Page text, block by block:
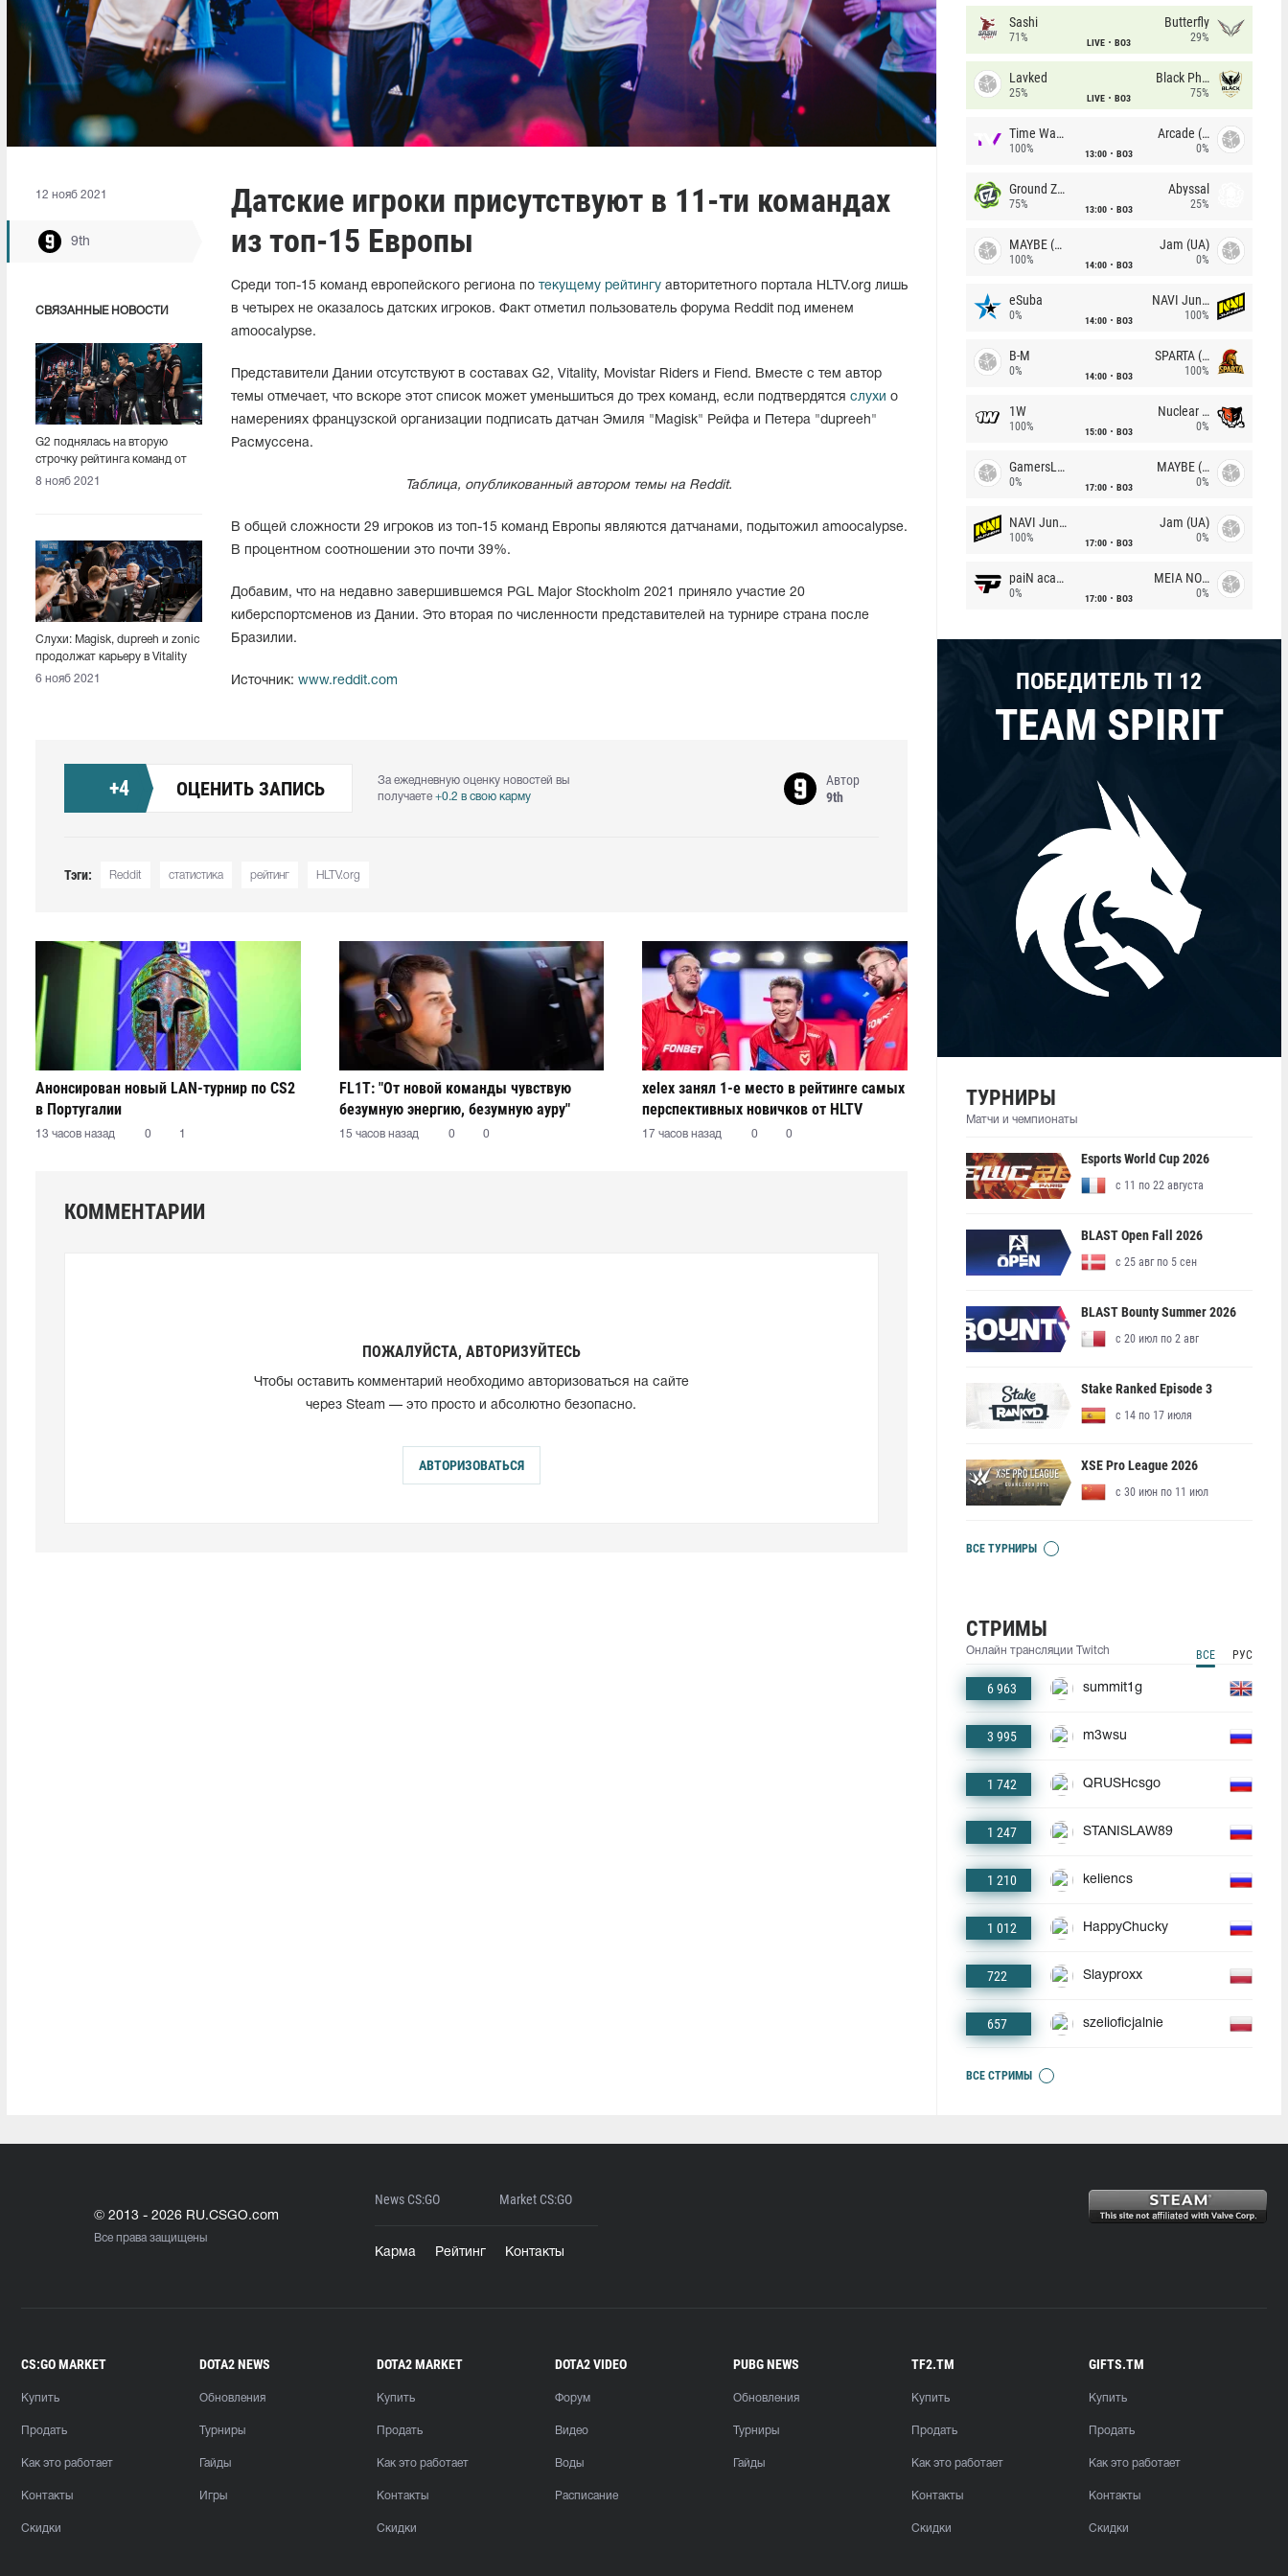
12 нояб 2021
9th
СВЯЗАННЫЕ НОВОСТИ
G2 поднялась на вторую
строчку рейтинга команд от
HLTV.org
8 нояб 2021
Слухи: Magisk, dupreeh и zonic
продолжат карьеру в Vitality
6 нояб 2021
Датские игроки присутствуют в 11-ти командах
из топ-15 Европы
Среди топ-15 команд европейского региона по текущему рейтингуавторитетного портала HLTV.org лишь
в четырех не оказалось датских игроков. Факт отметил пользователь форума Reddit под именем
amoocalypse.
Представители Дании отсутствуют в составах G2, Vitality, Movistar Riders и Fiend. Вместе с тем автор
темы отмечает, что вскоре этот список может уменьшиться до трех команд, если подтвердятся слухи о
намерениях французской организации подписать датчан Эмиля "Magisk" Рейфа и Петера "dupreeh"
Расмуссена.
Таблица, опубликованный автором темы на Reddit.
В общей сложности 29 игроков из топ-15 команд Европы являются датчанами, подытожил amoocalypse.
В процентном соотношении это почти 39%.
Добавим, что на недавно завершившемся PGL Major Stockholm 2021 приняло участие 20
киберспортсменов из Дании. Это вторая по численности представителей на турнире страна после
Бразилии.
Источник: www.reddit.com
+4 ОЦЕНИТЬ ЗАПИСЬ
За ежедневную оценку новостей вы
получаете +0.2 в свою карму
Автор
9th
Тэги: Reddit статистика рейтинг HLTV.org
Анонсирован новый LAN-турнир по CS2
в Португалии
13 часов назад 0 1
FL1T: "От новой команды чувствую
безумную энергию, безумную ауру"
15 часов назад 0 0
xelex⁠ занял 1-е место в рейтинге самых
перспективных новичков от HLTV
17 часов назад 0 0
КОММЕНТАРИИ
ПОЖАЛУЙСТА, АВТОРИЗУЙТЕСЬ
Чтобы оставить комментарий необходимо авторизоваться на сайте
через Steam — это просто и абсолютно безопасно.
АВТОРИЗОВАТЬСЯ
Sashi
71% LIVE BO3
Butterfly
29%
Lavked
25% LIVE BO3
Black Phoenix
75%
Time Waves
100% 13:00 BO3
Arcade (AU)
0%
Ground Zero
75% 13:00 BO3
Abyssal
25%
MAYBE (UA)
100% 14:00 BO3
Jam (UA)
0%
eSuba
0% 14:00 BO3
NAVI Junior
100%
B-M
0% 14:00 BO3
SPARTA (RU)
100%
1W
100% 15:00 BO3
Nuclear TigeRES
0%
GamersLab
0% 17:00 BO3
MAYBE (UA)
0%
NAVI Junior
100% 17:00 BO3
Jam (UA)
0%
paiN academy
0% 17:00 BO3
MEIA NOITE
0%
ПОБЕДИТЕЛЬ TI 12
TEAM SPIRIT
ТУРНИРЫ
Матчи и чемпионаты
Esports World Cup 2026
с 11 по 22 августа
BLAST Open Fall 2026
с 25 авг по 5 сен
BLAST Bounty Summer 2026
с 20 июл по 2 авг
Stake Ranked Episode 3
с 14 по 17 июля
XSE Pro League 2026
с 30 июн по 11 июл
ВСЕ ТУРНИРЫ
СТРИМЫ
Онлайн трансляции Twitch ВСЕ РУС
6 963 summit1g
3 995 m3wsu
1 742 QRUSHcsgo
1 247 STANISLAW89
1 210 keliencs
1 012 HappyChucky
722 Slayproxx
657 szelioficjalnie
ВСЕ СТРИМЫ
© 2013 - 2026 RU.CSGO.com
Все права защищены
News CS:GO Market CS:GO
Карма Рейтинг Контакты
CS:GO MARKET
Купить
Продать
Как это работает
Контакты
Скидки
DOTA2 NEWS
Обновления
Турниры
Гайды
Игры
DOTA2 MARKET
Купить
Продать
Как это работает
Контакты
Скидки
DOTA2 VIDEO
Форум
Видео
Воды
Расписание
PUBG NEWS
Обновления
Турниры
Гайды
TF2.TM
Купить
Продать
Как это работает
Контакты
Скидки
GIFTS.TM
Купить
Продать
Как это работает
Контакты
Скидки